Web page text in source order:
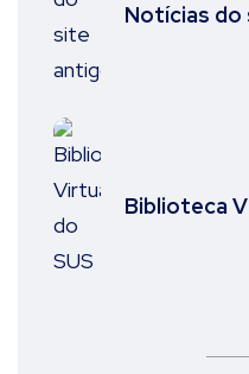
Notícias
Biblioteca